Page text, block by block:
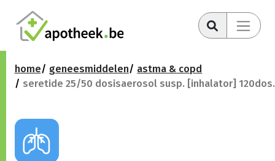
home geneesmiddelen
astma & copd
seretide 25/50 dosisaerosol susp. [inhalator] 120dos.